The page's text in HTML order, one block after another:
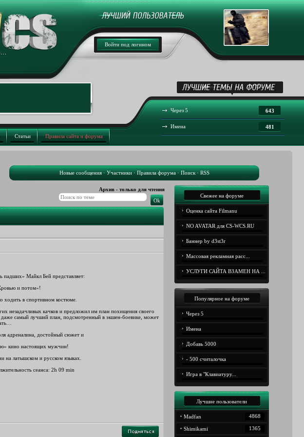
Войти под логином
643
Через 5
481
Имена
Статьи Правила сайта и форума
Новые сообщения·Участники·Правила форума·Поиск·RSS
Архив - только для чтения
падших» Майкл Бей представляет:
и потом»!
ходить в спортивном костюме.
незадачливых качков и предложил им план похищения своего
самый лучший план, подсмотренный в экшен-боевике, может
адреналина, достойный сюжет и
кино настоящих мужчин!
на латышском и русском языках.
сеанса: 2h 09 min
Свежее на форуме
Оценка сайта Filmanu
NO AVATAR для CS-WCS.RU
Баннер by d3st3r
Массовая рекламная расс...
УСЛУГИ САЙТА ВЗАМЕН НА ...
Популярное на форуме
Через 5
Имена
Добавь 5000
- 500 считалочка
Игра в "Клавиатуру...
Лучшие пользователи
4868
Madfan
1365
Shimikami